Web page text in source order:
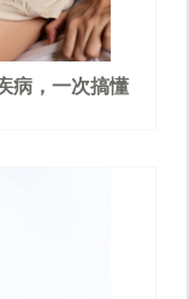
病，一次搞懂